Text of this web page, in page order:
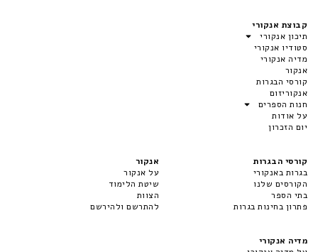
קבוצת אנקורי
תיכון אנקורי
סטודיו אנקורי
מדיה אנקורי
אנקור
קורסי הבגרות
אנקוריזום
חנות הספרים
על אודות
יום הזכרון
קורסי הבגרות
בגרות באנקורי
הקורסים שלנו
בתי הספר
פתרון בחינות בגרות
אנקור
על אנקור
שיטת הלימוד
הצוות
להתרשם ולהירשם
מדיה אנקורי